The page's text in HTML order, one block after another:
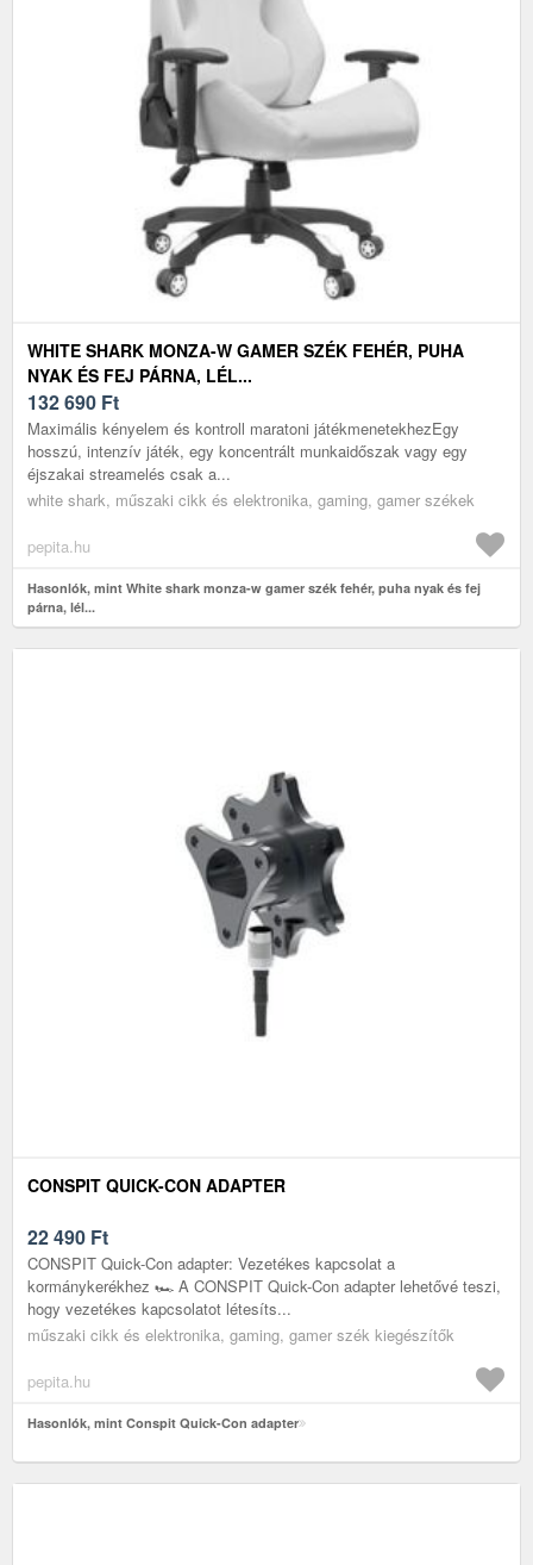
WHITE SHARK MONZA-W GAMER SZÉK FEHÉR, PUHA
NYAK ÉS FEJ PÁRNA, LÉL...
132 690 Ft
Maximális kényelem és kontroll maratoni játékmenetekhezEgy
hosszú, intenzív játék, egy koncentrált munkaidőszak vagy egy
éjszakai streamelés csak a...
white shark, műszaki cikk és elektronika, gaming, gamer székek
pepita.hu
Hasonlók, mint White shark monza-w gamer szék fehér, puha nyak és fej
párna, lél...
CONSPIT QUICK-CON ADAPTER
22 490 Ft
CONSPIT Quick-Con adapter: Vezetékes kapcsolat a
kormánykerékhez 🏎️ A CONSPIT Quick-Con adapter lehetővé teszi,
hogy vezetékes kapcsolatot létesíts...
műszaki cikk és elektronika, gaming, gamer szék kiegészítők
pepita.hu
Hasonlók, mint Conspit Quick-Con adapter